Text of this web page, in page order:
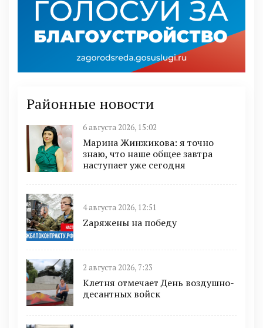
Районные новости
6 августа 2026, 15:02
Марина Жинжикова: я точно
знаю, что наше общее завтра
наступает уже сегодня
4 августа 2026, 12:51
Zаряжены на победу
2 августа 2026, 7:23
Клетня отмечает День воздушно-
десантных войск